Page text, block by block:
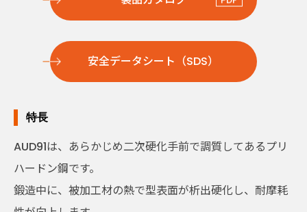
安全データシート（SDS）
特長
AUD91は、あらかじめ二次硬化手前で調質してあるプリ
ハードン鋼です。
鍛造中に、被加工材の熱で型表面が析出硬化し、耐摩耗